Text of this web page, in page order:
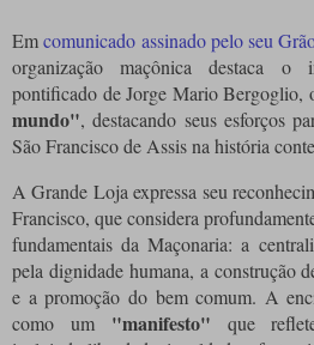
Emcomunicado assinado pelo seu
organização maçônica destaca o
pontificado de Jorge Mario Bergoglio,
mundo", destacando seus esforços
São Francisco de Assis na história
A Grande Loja expressa seu
Francisco, que considera
fundamentais da Maçonaria: a
pela dignidade humana, a construção
e a promoção do bem comum. A
como um "manifesto" que